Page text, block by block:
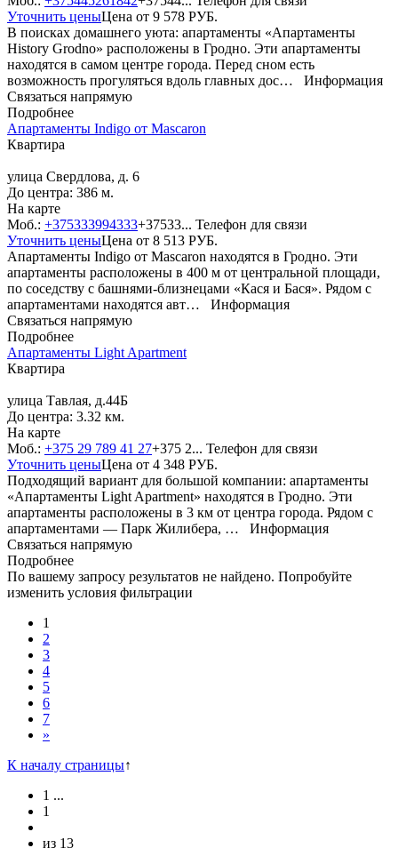
Уточнить ценыЦена от 9 578 РУБ.
В поисках домашнего уюта: апартаменты «Апартаменты
History Grodno» расположены в Гродно. Эти апартаменты
находятся в самом центре города. Перед сном есть
возможность прогуляться вдоль главных дос… Информация
Связаться напрямую
Подробнее
Апартаменты Indigo от Mascaron
Квартира
улица Свердлова, д. 6
До центра: 386 м.
На карте
Моб.: +375333994333+37533... Телефон для связи
Уточнить ценыЦена от 8 513 РУБ.
Апартаменты Indigo от Mascaron находятся в Гродно. Эти
апартаменты расположены в 400 м от центральной площади,
по соседству с башнями-близнецами «Кася и Бася». Рядом с
апартаментами находятся авт… Информация
Связаться напрямую
Подробнее
Апартаменты Light Apartment
Квартира
улица Тавлая, д.44Б
До центра: 3.32 км.
На карте
Моб.: +375 29 789 41 27+375 2... Телефон для связи
Уточнить ценыЦена от 4 348 РУБ.
Подходящий вариант для большой компании: апартаменты
«Апартаменты Light Apartment» находятся в Гродно. Эти
апартаменты расположены в 3 км от центра города. Рядом с
апартаментами — Парк Жилибера, … Информация
Связаться напрямую
Подробнее
По вашему запросу результатов не найдено. Попробуйте
изменить условия фильтрации
1
2
3
4
5
6
7
»
К началу страницы↑
1 ...
1
из 13